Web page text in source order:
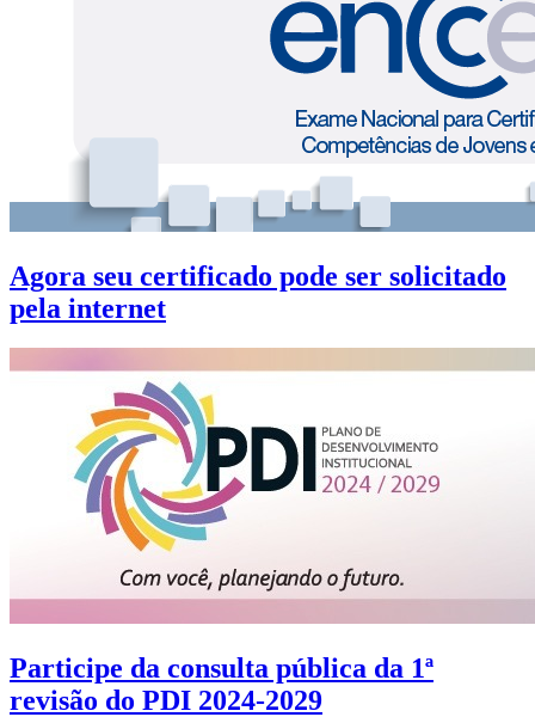
Agora seu certificado pode ser solicitado
pela internet
Participe da consulta pública da 1ª
revisão do PDI 2024-2029